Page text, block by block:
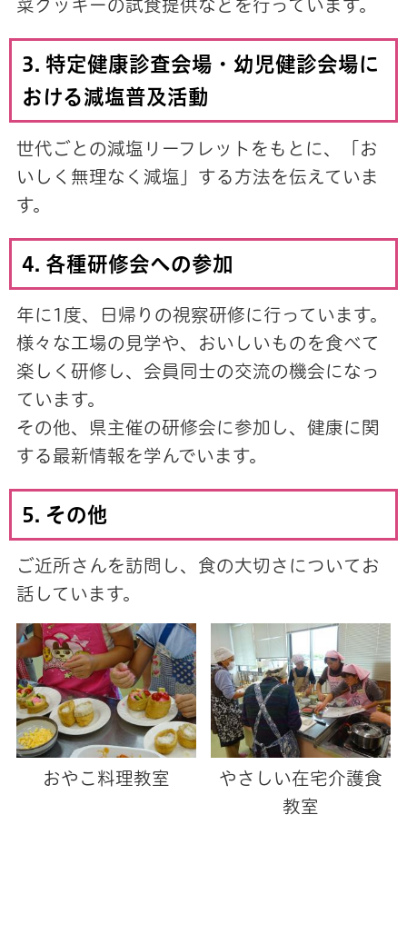
菜クッキーの試食提供などを行っています。
3. 特定健康診査会場・幼児健診会場に
おける減塩普及活動
世代ごとの減塩リーフレットをもとに、「お
いしく無理なく減塩」する方法を伝えていま
す。
4. 各種研修会への参加
年に1度、日帰りの視察研修に行っています。
様々な工場の見学や、おいしいものを食べて
楽しく研修し、会員同士の交流の機会になっ
ています。
その他、県主催の研修会に参加し、健康に関
する最新情報を学んでいます。
5. その他
ご近所さんを訪問し、食の大切さについてお
話しています。
おやこ料理教室
やさしい在宅介護食
教室